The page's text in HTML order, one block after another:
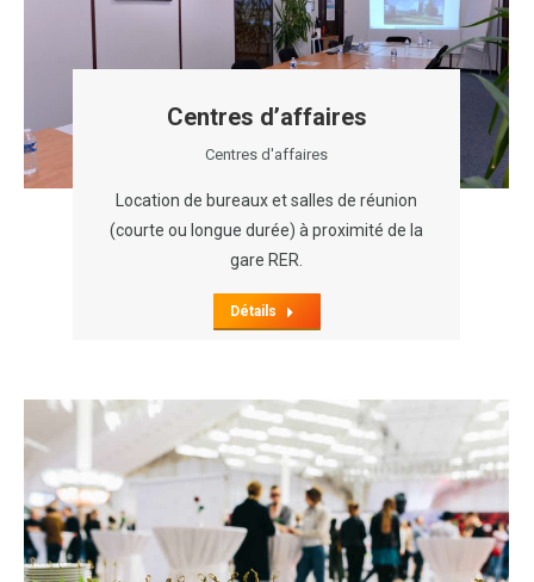
Centres d’affaires
Centres d'affaires
Location de bureaux et salles de réunion
(courte ou longue durée) à proximité de la
gare RER.
Détails